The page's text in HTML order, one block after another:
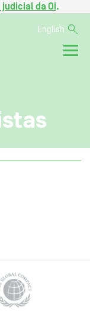
da Oi.
English